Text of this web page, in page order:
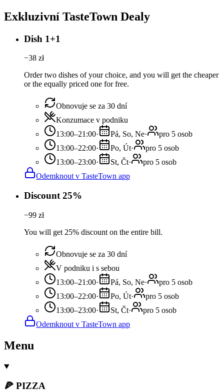
Exkluzivní TasteTown Dealy
Dish 1+1
−38 zł
Order two dishes of your choice, and you will get the cheaper
or the equally priced one for free.
Obnovuje se za 30 dní
Konzumace v podniku
13:00–21:00· Pá, So, Ne·
pro 5 osob
13:00–22:00· Po, Út·
pro 5 osob
13:00–23:00· St, Čt·
pro 5 osob
Odemknout v TasteTown app
Discount 25%
−99 zł
You will get 25% discount on the entire bill.
Obnovuje se za 30 dní
V podniku i s sebou
13:00–21:00· Pá, So, Ne·
pro 5 osob
13:00–22:00· Po, Út·
pro 5 osob
13:00–23:00· St, Čt·
pro 5 osob
Odemknout v TasteTown app
Menu
🍕 PIZZA